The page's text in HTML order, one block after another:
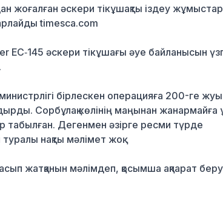
жоғалған әскери тікұшақты іздеу
timesca.com
әскери тікұшағы әуе байланысын
бірлескен операцияға 200-ге
Сорбұлақ көлінің маңынан жанармайға
табылған. Дегенмен әзірге ресми түрде
нақты мәлімет жоқ.
жатқанын мәлімдеп, қосымша ақпарат